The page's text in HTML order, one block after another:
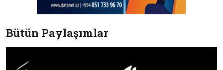
Məqalələr
Quran və Təfsir
Bütün Paylaşımlar